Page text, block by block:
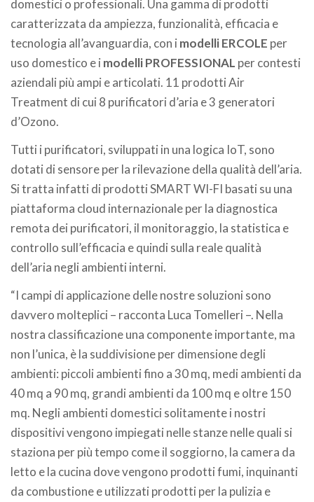
domestici o professionali. Una gamma di prodotti
caratterizzata da ampiezza, funzionalità, efficacia e
tecnologia all’avanguardia, con i modelli ERCOLE per
uso domestico e i modelli PROFESSIONAL per contesti
aziendali più ampi e articolati. 11 prodotti Air
Treatment di cui 8 purificatori d’aria e 3 generatori
d’Ozono.
Tutti i purificatori, sviluppati in una logica IoT, sono
dotati di sensore per la rilevazione della qualità dell’aria.
Si tratta infatti di prodotti SMART WI-FI basati su una
piattaforma cloud internazionale per la diagnostica
remota dei purificatori, il monitoraggio, la statistica e
controllo sull’efficacia e quindi sulla reale qualità
dell’aria negli ambienti interni.
“I campi di applicazione delle nostre soluzioni sono
davvero molteplici – racconta Luca Tomelleri –. Nella
nostra classificazione una componente importante, ma
non l’unica, è la suddivisione per dimensione degli
ambienti: piccoli ambienti fino a 30 mq, medi ambienti da
40 mq a 90 mq, grandi ambienti da 100 mq e oltre 150
mq. Negli ambienti domestici solitamente i nostri
dispositivi vengono impiegati nelle stanze nelle quali si
staziona per più tempo come il soggiorno, la camera da
letto e la cucina dove vengono prodotti fumi, inquinanti
da combustione e utilizzati prodotti per la pulizia e